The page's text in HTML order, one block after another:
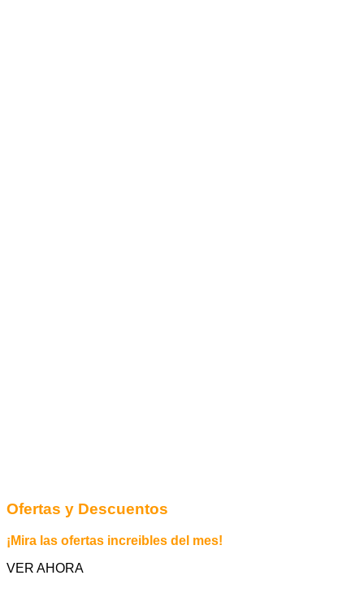
Ofertas y Descuentos
¡Mira las ofertas increibles del mes!
VER AHORA